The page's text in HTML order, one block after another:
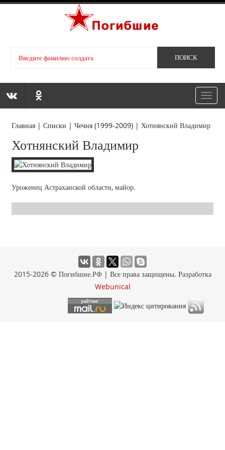
Главная |Списки |Чечня (1999-2009) | Хотнянский Владимир
Хотнянский Владимир
Уроженец Астраханской области, майор.
2015-2026 © Погибшие.РФ | Все права защищены. Разработка
Webunical